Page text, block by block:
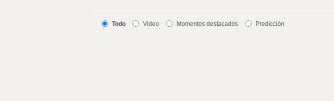
Todo Video Momentos destacados Predicción